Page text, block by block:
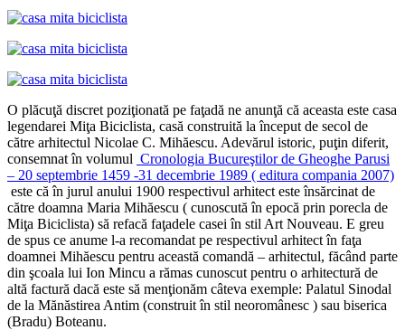
O plăcuţă discret poziţionată pe faţadă ne anunţă că aceasta este casa
legendarei Miţa Biciclista, casă construită la început de secol de
către arhitectul Nicolae C. Mihăescu. Adevărul istoric, puţin diferit,
consemnat în volumul Cronologia Bucureştilor de Gheoghe Parusi
– 20 septembrie 1459 -31 decembrie 1989 ( editura compania 2007)
este că în jurul anului 1900 respectivul arhitect este însărcinat de
către doamna Maria Mihăescu ( cunoscută în epocă prin porecla de
Miţa Biciclista) să refacă faţadele casei în stil Art Nouveau. E greu
de spus ce anume l-a recomandat pe respectivul arhitect în faţa
doamnei Mihăescu pentru această comandă – arhitectul, făcând parte
din şcoala lui Ion Mincu a rămas cunoscut pentru o arhitectură de
altă factură dacă este să menţionăm câteva exemple: Palatul Sinodal
de la Mănăstirea Antim (construit în stil neoromânesc ) sau biserica
(Bradu) Boteanu.